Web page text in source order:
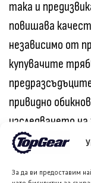
За да ви предоставим
така и
повишава
независимо от
купувачите
привидно
изследването
техническо
много повече